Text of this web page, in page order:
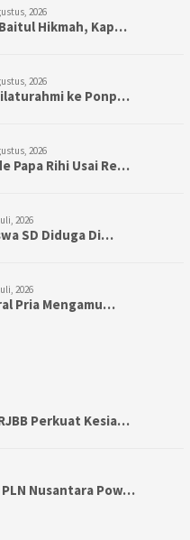
2026
Hikmah, Kap…
2026
ke Ponp…
2026
Papa Rihi Usai Re…
2026
SD Diduga Di…
2026
Pria Mengamu…
Perkuat Kesia…
Nusantara Pow…